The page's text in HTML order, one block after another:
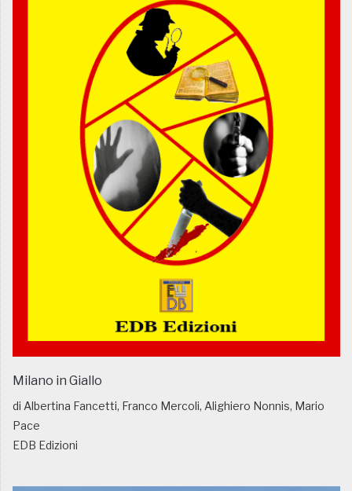
Milano in Giallo
di Albertina Fancetti, Franco Mercoli, Alighiero Nonnis, Mario
Pace
EDB Edizioni